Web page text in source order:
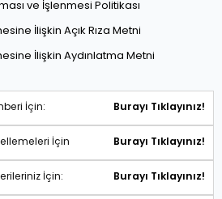
ve İşlenmesi Politikası
İlişkin Açık Rıza Metni
İlişkin Aydınlatma Metni
İçin: Burayı Tıklayınız!
İçin Burayı Tıklayınız!
İçin: Burayı Tıklayınız!